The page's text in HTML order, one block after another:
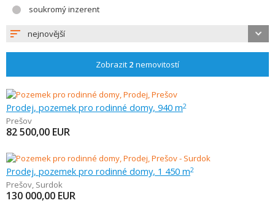
soukromý inzerent
nejnovější
Zobrazit 2 nemovitostí
Prodej, pozemek pro rodinné domy, 940 m2
Prešov
82 500,00 EUR
Prodej, pozemek pro rodinné domy, 1 450 m2
Prešov, Surdok
130 000,00 EUR